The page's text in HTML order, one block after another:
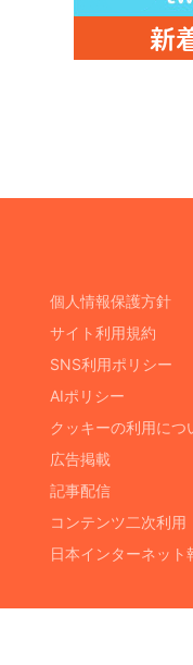
個人情報保護方針
サイト利用規約
SNS利用ポリシー
AIポリシー
クッキーの利用につ
広告掲載
記事配信
コンテンツ二次利用
日本インターネット